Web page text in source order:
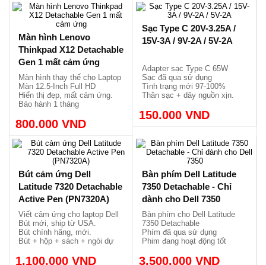
hộp.
Bàn phím Dell Latitude
7200 2 in 1 / Dell Latitude
7210 2 in 1
Bàn phím Dell Latitude 7200
Phím đã qua sử dụng
Zin All, đẹp 95-98%.
Ship toàn quốc
700.000 VND
Dell Active Pen PN5122W
- Bút cảm ứng cho
Viết cảm ứng cho laptop Dell
Hàng New xách tay USA
Chỉ bút + pin kèm theo
1.000.000 VND
Màn hình Lenovo
Thinkpad X12 Detachable
Gen 1 mất cảm ứng
Màn hình thay thế cho Laptop
Màn 12.5-Inch Full HD
Hiển thị đẹp, mất cảm ứng.
Bảo hành 1 tháng
800.000 VND
Sạc Type C 20V-3.25A /
15V-3A / 9V-2A / 5V-2A
Adapter sạc Type C 65W
Sạc đã qua sử dụng
Tình trạng mới 97-100%
Thân sạc + dây nguồn xịn.
150.000 VND